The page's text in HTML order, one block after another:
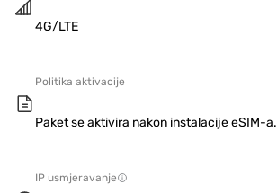
4G/LTE
Politika aktivacije
Paket se aktivira nakon instalacije eSIM-a.
IP usmjeravanje